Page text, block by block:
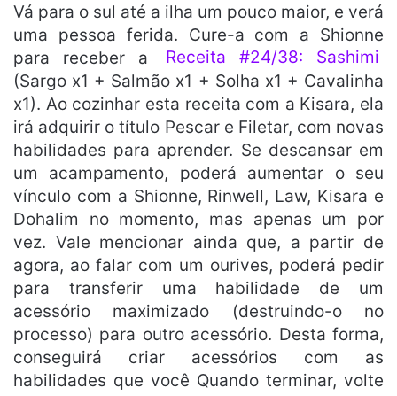
Vá para o sul até a ilha um pouco maior, e verá
uma pessoa ferida. Cure-a com a Shionne
para receber a
Receita #24/38: Sashimi
(Sargo x1 + Salmão x1 + Solha x1 + Cavalinha
x1). Ao cozinhar esta receita com a Kisara, ela
irá adquirir o título Pescar e Filetar, com novas
habilidades para aprender. Se descansar em
um acampamento, poderá aumentar o seu
vínculo com a Shionne, Rinwell, Law, Kisara e
Dohalim no momento, mas apenas um por
vez. Vale mencionar ainda que, a partir de
agora, ao falar com um ourives, poderá pedir
para transferir uma habilidade de um
acessório maximizado (destruindo-o no
processo) para outro acessório. Desta forma,
conseguirá criar acessórios com as
habilidades que você Quando terminar, volte